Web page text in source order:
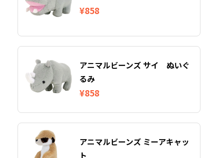
¥858
アニマルビーンズ サイ ぬいぐ
るみ
¥858
アニマルビーンズ ミーアキャッ
ト